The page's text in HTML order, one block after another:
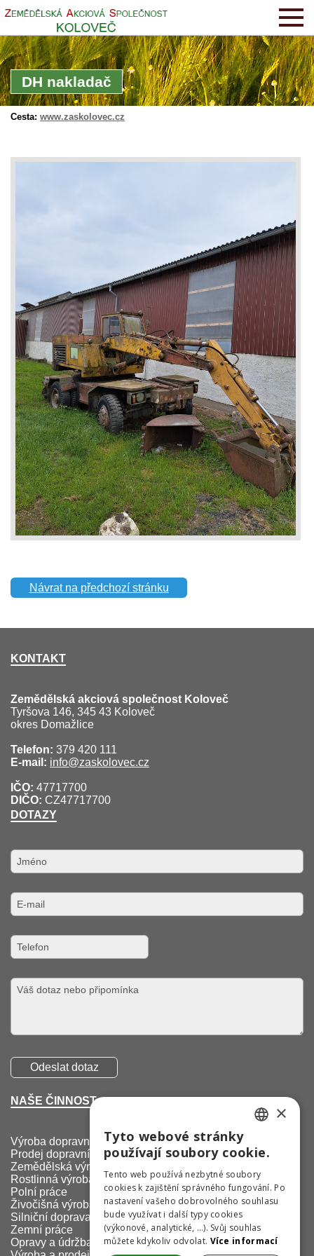
DH nakladač
Cesta: www.zaskolovec.cz
Návrat na předchozí stránku
KONTAKT
Zemědělská akciová společnost Koloveč
Tyršova 146, 345 43 Koloveč
okres Domažlice
Telefon: 379 420 111
E-mail: info@zaskolovec.cz
IČO: 47717700
DIČO: CZ47717700
DOTAZY
NAŠE ČINNOST
Výroba dopravních značek
Prodej dopravních značek
Zemědělská výroba
Rostlinná výroba
Polní práce
Živočišná výroba
Silniční doprava
Zemní práce
Opravy a údržba
ENGLISH
×
Tyto webové stránky
používají soubory cookie.
Tento web používá nezbytné soubory
cookies k zajištění správného fungování. Po
nastavení vašeho dobrovolného souhlasu
bude využívat i další typy cookies
(výkonové, analytické, …). Svůj souhlas
můžete kdykoliv odvolat. Více informací